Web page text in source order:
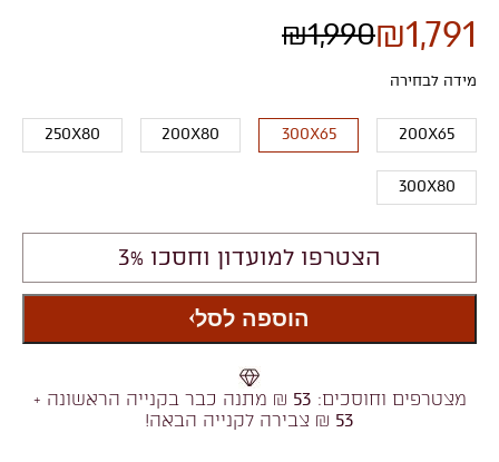
₪1,990₪1,791
מידה לבחירה
200X65
300X65
200X80
250X80
300X80
הצטרפו למועדון וחסכו 3%
הוספה לסל
מצטרפים וחוסכים: 53 ₪ מתנה כבר בקנייה הראשונה +
53 ₪ צבירה לקנייה הבאה!